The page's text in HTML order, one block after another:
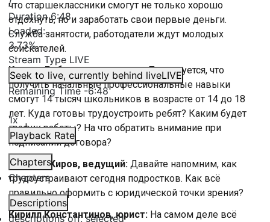
Duration6:48
Loaded:
3.73%
Stream Type LIVE
Seek to live, currently behind liveLIVE
Remaining Time-6:48
1x
Playback Rate
Chapters
Chapters
Descriptions
descriptions off, selected
что старшеклассники смогут не только хорошо
отдохнуть, но и заработать свои первые деньги.
Служба занятости, работодатели ждут молодых
соискателей.
Ксения Бобрикова, ведущая:Планируется, что
получить начальные профессиональные навыки
смогут 14 тысяч школьников в возрасте от 14 до 18
лет. Куда готовы трудоустроить ребят? Каким будет
график работы? На что обратить внимание при
подписании договора?
Василий Киров, ведущий: Давайте напомним, как
трудоустраивают сегодня подростков. Как всё
правильно оформить с юридической точки зрения?
Кирилл Константинов, юрист: На самом деле всё